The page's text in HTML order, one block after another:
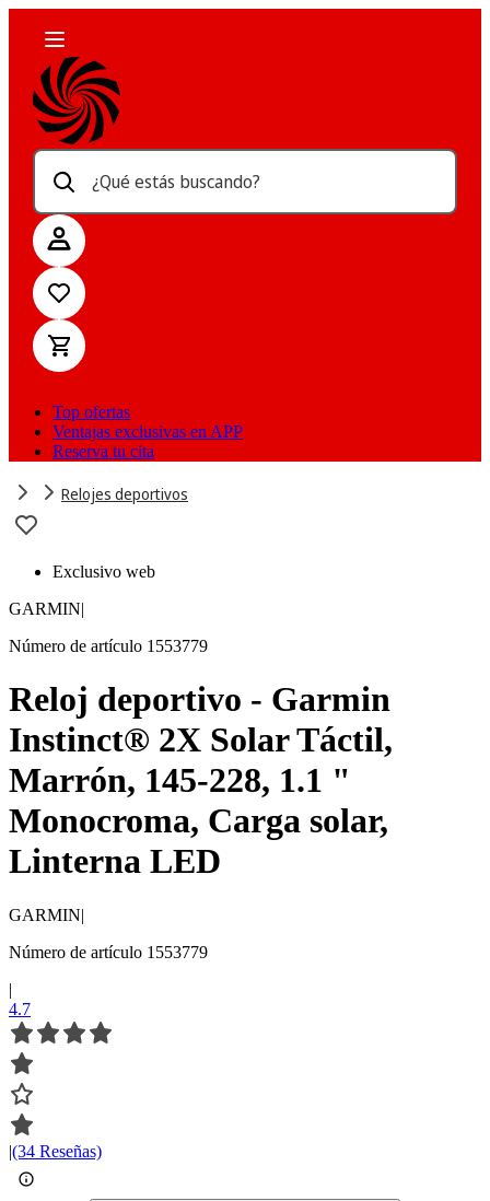
¿Qué estás buscando?
Top ofertas
Ventajas exclusivas en APP
Reserva tu cita
Relojes deportivos
Exclusivo web
GARMIN|
Número de artículo 1553779
Reloj deportivo - Garmin
Instinct® 2X Solar Táctil,
Marrón, 145-228, 1.1 "
Monocroma, Carga solar,
Linterna LED
GARMIN|
Número de artículo 1553779
|
4.7
|(34 Reseñas)